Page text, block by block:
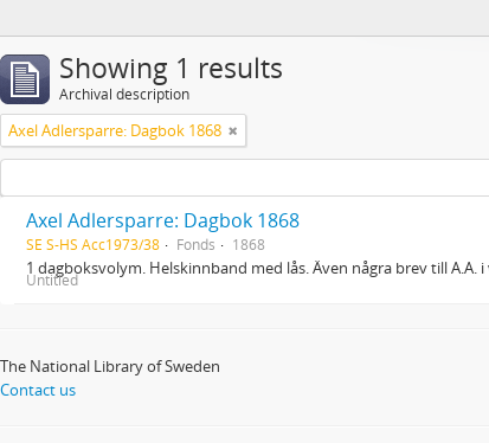
Showing 1 results
Archival description
Axel Adlersparre: Dagbok 1868
Axel Adlersparre: Dagbok 1868
SE S-HS Acc1973/38 Fonds 1868
1 dagboksvolym. Helskinnband med lås. Även några brev till A.A.
Untitled
The National Library of Sweden
Contact us